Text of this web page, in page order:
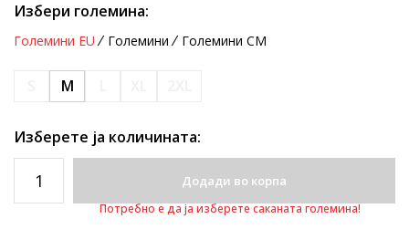
Избери големина:
Големини EU Големини Големини CM
M
Изберете ја количината:
Додади во корпа
Потребно е да ја изберете саканата големина!